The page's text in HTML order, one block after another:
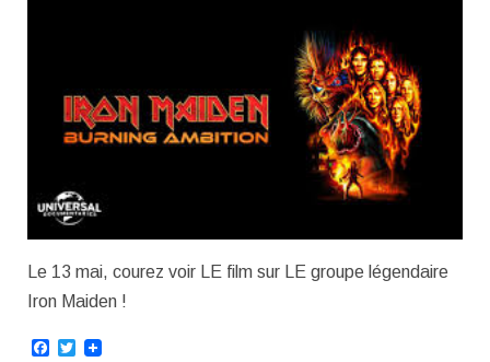
Le 13 mai, courez voir LE film sur LE groupe légendaire
Iron Maiden !
Facebook
Twitter